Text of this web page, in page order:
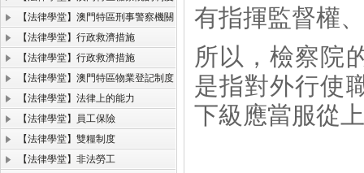
【法律學堂】澳門特區刑事警察機關
【法律學堂】行政救濟措施
【法律學堂】行政救濟措施
【法律學堂】澳門特區物業登記制度
【法律學堂】法律上的能力
【法律學堂】員工保險
【法律學堂】雙糧制度
【法律學堂】非法勞工
有指揮監督權、
所以，檢察院
是指對外行使
下級應當服從